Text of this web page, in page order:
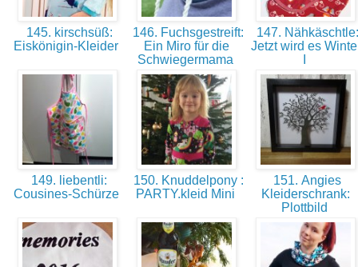
145. kirschsüß:
Eiskönigin-Kleider
146. Fuchsgestreift:
Ein Miro für die
Schwiegermama
147. Nähkäschtle:
Jetzt wird es
149. liebentli:
Cousines-Schürze
150. Knuddelpony :
PARTY.kleid Mini
151. Angies
Kleiderschrank:
Plottbild